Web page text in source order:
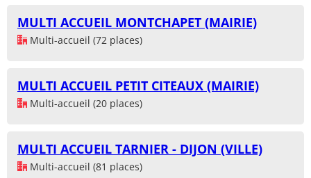
MULTI ACCUEIL MONTCHAPET (MAIRIE)
Multi-accueil (72 places)
MULTI ACCUEIL PETIT CITEAUX (MAIRIE)
Multi-accueil (20 places)
MULTI ACCUEIL TARNIER - DIJON (VILLE)
Multi-accueil (81 places)